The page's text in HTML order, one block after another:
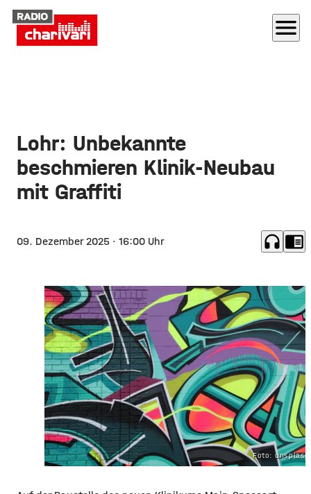
menu
Lohr: Unbekannte
beschmieren Klinik-Neubau
mit Graffiti
09. Dezember 2025 · 16:00 Uhr headphones chrome_reader_mode
Foto: